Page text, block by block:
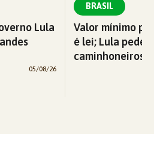
Lula
05/08/26
BRASIL
Valor mínimo
é lei; Lula pede
caminhoneiros